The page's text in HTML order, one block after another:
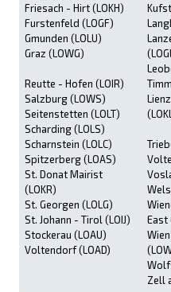
Friesach - Hirt (LOKH)
Furstenfeld (LOGF)
Gmunden (LOLU)
Graz (LOWG)
Reutte - Hofen (LOIR)
Salzburg (LOWS)
Seitenstetten (LOLT)
Scharding (LOLS)
Scharnstein (LOLC)
Spitzerberg (LOAS)
St. Donat Mairist
(LOKR)
St. Georgen (LOLG)
St. Johann - Tirol (LOIJ)
Stockerau (LOAU)
Voltendorf (LOAD)
East
Zell